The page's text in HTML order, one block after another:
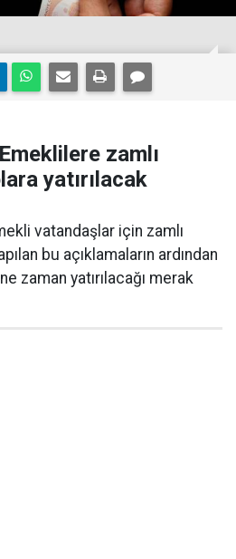
zamlı
yatırılacak
vatandaşlar için zamlı
bu açıklamaların ardından
zaman yatırılacağı merak